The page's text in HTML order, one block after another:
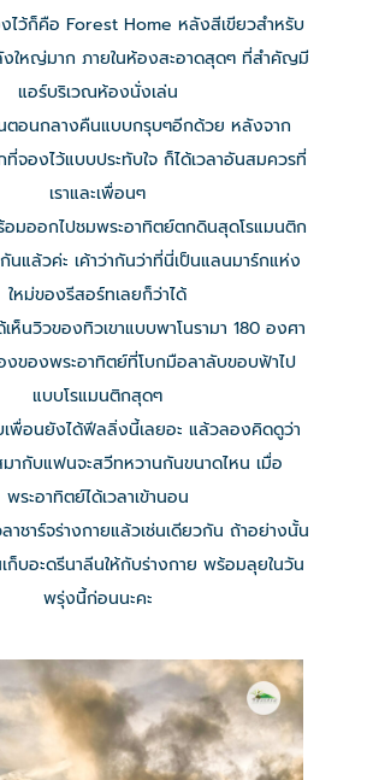
งไว้ก็คือ Forest Home หลังสีเขียวสำหรับ
ใหญ่มาก ภายในห้องสะอาดสุดๆ ที่สำคัญมี
แอร์บริเวณห้องนั่งเล่น
ตอนกลางคืนแบบกรุบๆอีกด้วย หลังจาก
องไว้แบบประทับใจ ก็ได้เวลาอันสมควรที่
เราและเพื่อนๆ
อมออกไปชมพระอาทิตย์ตกดินสุดโรแมนติก
กันแล้วค่ะ เค้าว่ากันว่าที่นี่เป็นแลนมาร์กแห่ง
ใหม่ของรีสอร์ทเลยก็ว่าได้
เห็นวิวของทิวเขาแบบพาโนรามา 180 องศา
ของพระอาทิตย์ที่โบกมือลาลับขอบฟ้าไป
แบบโรแมนติกสุดๆ
เพื่อนยังได้ฟีลลิ่งนี้เลยอะ แล้วลองคิดดูว่า
มากับแฟนจะสวีทหวานกันขนาดไหน เมื่อ
พระอาทิตย์ได้เวลาเข้านอน
ลาชาร์จร่างกายแล้วเช่นเดียวกัน ถ้าอย่างนั้น
ก็บอะดรีนาลีนให้กับร่างกาย พร้อมลุยในวัน
พรุ่งนี้ก่อนนะคะ